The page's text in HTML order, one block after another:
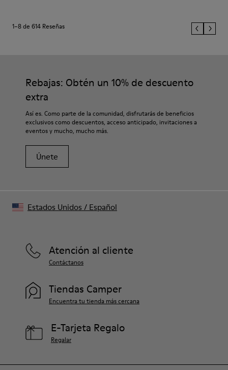
1–8 de 614 Reseñas
Rebajas: Obtén un 10% de descuento
extra
Así es. Como parte de la comunidad, disfrutarás de beneficios
exclusivos como descuentos, acceso anticipado, invitaciones a
eventos y mucho, mucho más.
Únete
Atención al cliente
Contáctanos
Tiendas Camper
Encuentra tu tienda más cercana
E-Tarjeta Regalo
Regalar
Estados Unidos / Español